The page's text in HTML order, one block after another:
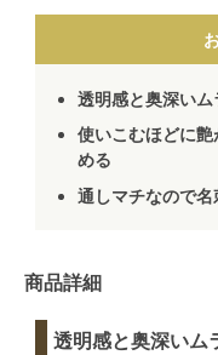
透明感と奥深い
使いこむほどに
める
通しマチなので
商品詳細
透明感と奥深いム